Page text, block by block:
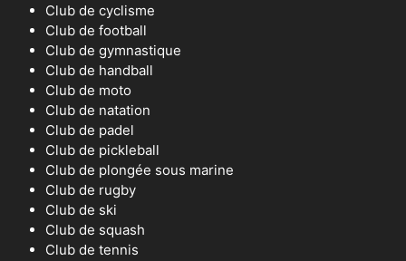
Club de cyclisme
Club de football
Club de gymnastique
Club de handball
Club de moto
Club de natation
Club de padel
Club de pickleball
Club de plongée sous marine
Club de rugby
Club de ski
Club de squash
Club de tennis